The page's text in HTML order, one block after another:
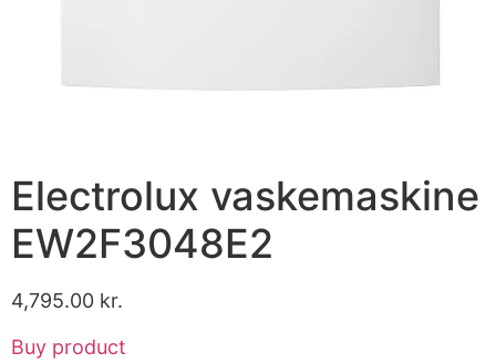
Electrolux vaskemaskine
EW2F3048E2
4,795.00 kr.
Buy product